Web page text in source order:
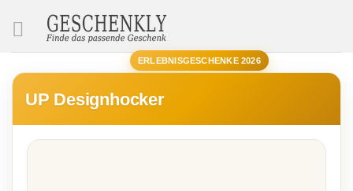
ERLEBNISGESCHENKE 2026
UP Designhocker